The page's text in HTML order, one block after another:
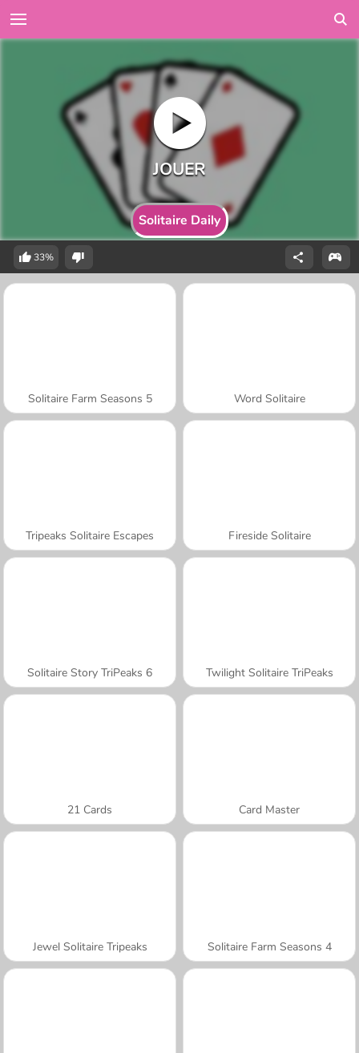
Solitaire Daily
33%
Solitaire Farm Seasons 5 Word Solitaire
Tripeaks Solitaire Escapes Fireside Solitaire
Solitaire Story TriPeaks 6 Twilight Solitaire TriPeaks
21 Cards Card Master
Jewel Solitaire Tripeaks Solitaire Farm Seasons 4